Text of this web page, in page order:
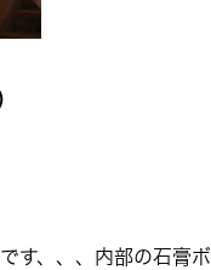
す、、、内部の石膏